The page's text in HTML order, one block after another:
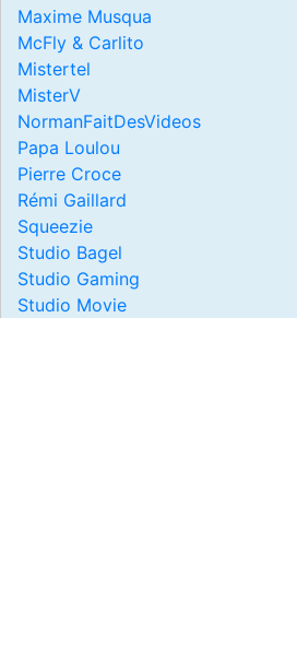
Maxime Musqua
McFly & Carlito
Mistertel
MisterV
NormanFaitDesVideos
Papa Loulou
Pierre Croce
Rémi Gaillard
Squeezie
Studio Bagel
Studio Gaming
Studio Movie